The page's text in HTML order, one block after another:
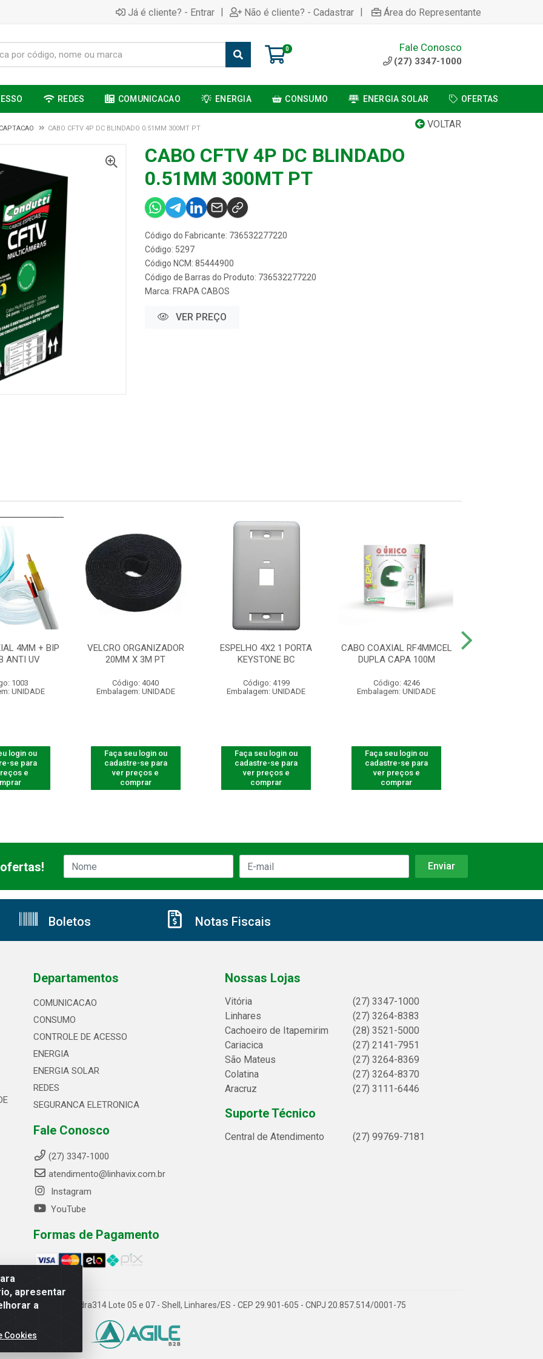
Já é cliente? - Entrar | Não é cliente? - Cadastrar | Área do Representante
0 Fale Conosco
(27) 3347-1000
REDES COMUNICACAO ENERGIA CONSUMO ENERGIA SOLAR OFERTAS
VOLTAR
CABO CFTV 4P DC BLINDADO 0.51MM 300MT PT
CABO CFTV 4P DC BLINDADO
0.51MM 300MT PT
Código do Fabricante: 736532277220
Código: 5297
Código NCM: 85444900
Código de Barras do Produto: 736532277220
Marca: FRAPA CABOS
VER PREÇO
4MM + BIP
ANTI UV
1003
UNIDADE
login ou
se para
e
VELCRO ORGANIZADOR
20MM X 3M PT
Código: 4040
Embalagem: UNIDADE
Faça seu login ou
cadastre-se para
ver preços e
comprar
ESPELHO 4X2 1 PORTA
KEYSTONE BC
Código: 4199
Embalagem: UNIDADE
Faça seu login ou
cadastre-se para
ver preços e
comprar
CABO COAXIAL RF4MMCEL
DUPLA CAPA 100M
Código: 4246
Embalagem: UNIDADE
Faça seu login ou
cadastre-se para
ver preços e
comprar
apresentar
a
Cookies
Boletos Notas Fiscais
Departamentos
COMUNICACAO
CONSUMO
CONTROLE DE ACESSO
ENERGIA
ENERGIA SOLAR
REDES
SEGURANCA ELETRONICA
Fale Conosco
(27) 3347-1000
atendimento@linhavix.com.br
Instagram
YouTube
Formas de Pagamento
Nossas Lojas
Vitória
(27) 3347-1000
Linhares
(27) 3264-8383
Cachoeiro de Itapemirim
(28) 3521-5000
Cariacica
(27) 2141-7951
São Mateus
(27) 3264-8369
Colatina
(27) 3264-8370
Aracruz
(27) 3111-6446
Suporte Técnico
Central de Atendimento (27) 99769-7181
Alegre, 2521 - Quadra314 Lote 05 e 07 - Shell, Linhares/ES - CEP 29.901-605 - CNPJ 20.857.514/0001-75